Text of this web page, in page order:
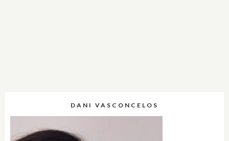
DANI VASCONCELOS